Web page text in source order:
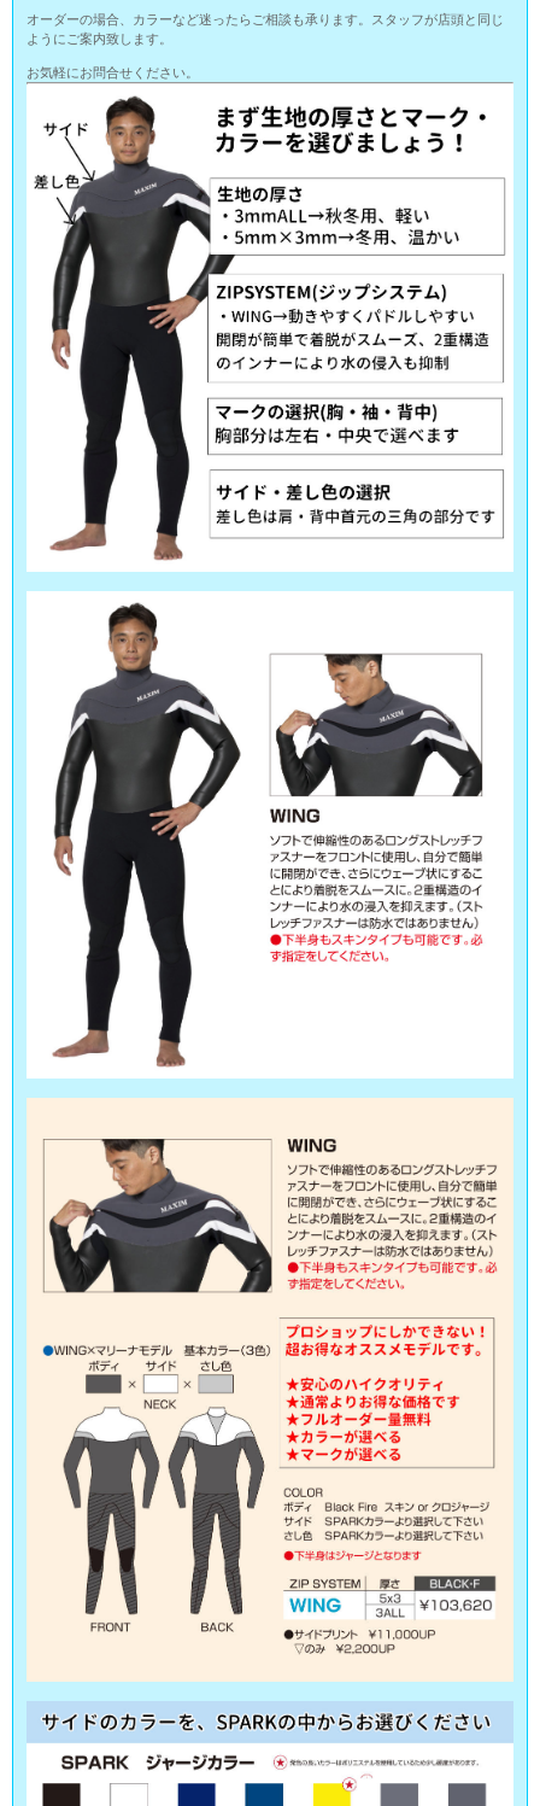
オーダーの場合、カラーなど迷ったらご相談も承ります。スタッフが店頭と同じ
ようにご案内致します。
お気軽にお問合せください。